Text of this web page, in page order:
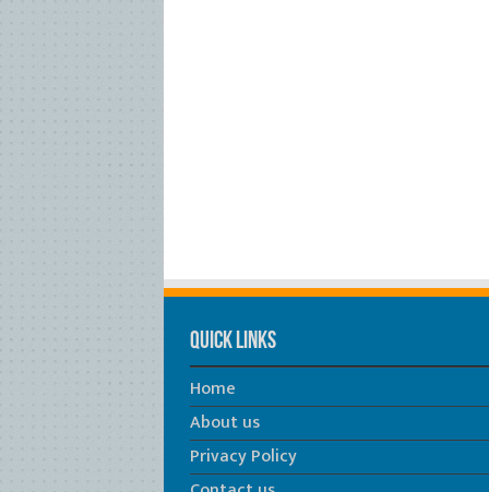
Quick Links
Home
About us
Privacy Policy